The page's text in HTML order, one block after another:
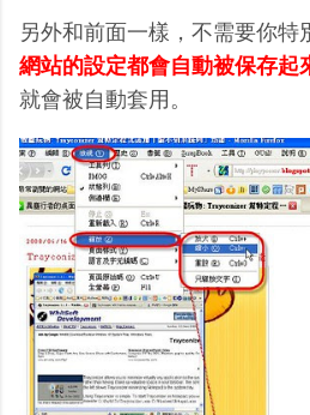
另外和前面一樣，不需要你特
網站的設定都會自動被保存起
就會被自動套用。